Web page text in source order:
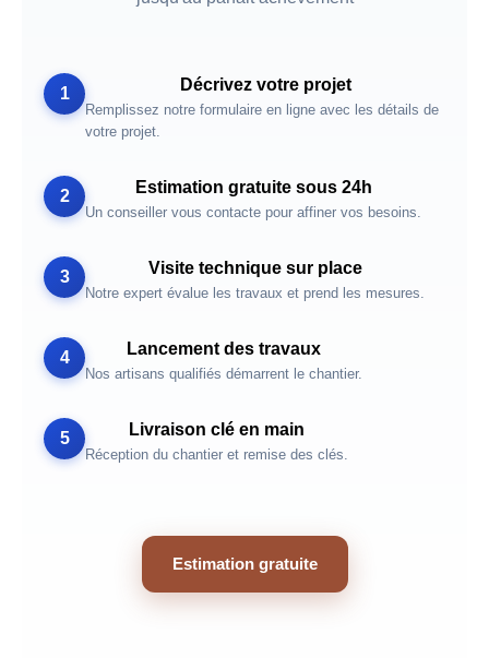
1 Décrivez votre projet
Remplissez notre formulaire en ligne avec les détails de
votre projet.
2 Estimation gratuite sous 24h
Un conseiller vous contacte pour affiner vos besoins.
3 Visite technique sur place
Notre expert évalue les travaux et prend les mesures.
4 Lancement des travaux
Nos artisans qualifiés démarrent le chantier.
5 Livraison clé en main
Réception du chantier et remise des clés.
Estimation gratuite